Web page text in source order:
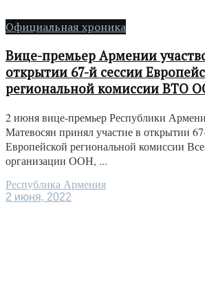
Официальная хроника
Вице-премьер Армении
открытии 67-й сессии
региональной комиссии ВТО
2 июня вице-премьер Республики
Матевосян принял участие в открытии
Европейской региональной комиссии
организации ООН, ...
Республика Армения
2 июня, 2022